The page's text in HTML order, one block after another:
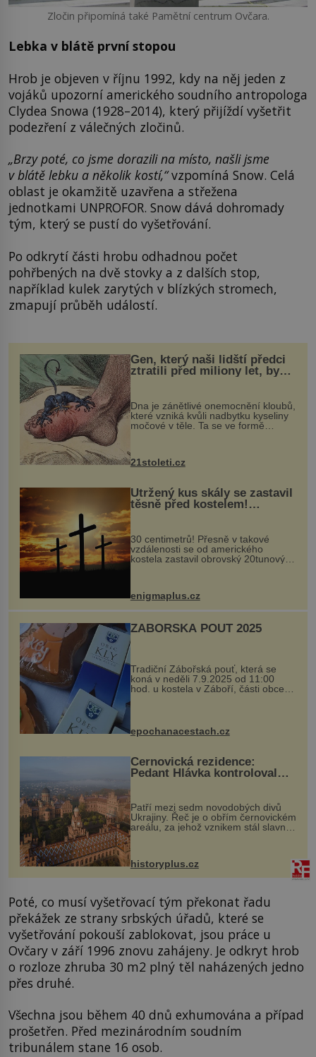
Zločin připomíná také Pamětní centrum Ovčara.
Lebka v blátě první stopou
Hrob je objeven v říjnu 1992, kdy na něj jeden z
vojáků upozorní amerického soudního antropologa
Clydea Snowa (1928–2014), který přijíždí vyšetřit
podezření z válečných zločinů.
„Brzy poté, co jsme dorazili na místo, našli jsme
v blátě lebku a několik kostí,“vzpomíná Snow. Celá
oblast je okamžitě uzavřena a střežena
jednotkami UNPROFOR. Snow dává dohromady
tým, který se pustí do vyšetřování.
Po odkrytí části hrobu odhadnou počet
pohřbených na dvě stovky a z dalších stop,
například kulek zarytých v blízkých stromech,
zmapují průběh událostí.
Gen, který naši lidští předci
ztratili před miliony let, by
mohl pomoci s léčbou
„nemoci králů“
Dna je zánětlivé onemocnění kloubů,
které vzniká kvůli nadbytku kyseliny
močové v těle. Ta se ve formě
nohou, a způsobuje bole...
21stoleti.cz
Utržený kus skály se zastavil
těsně před kostelem!
Ochránila ho boží síla?
30 centimetrů! Přesně v takové
vzdálenosti se od amerického
kostela zastavil obrovský 20tunový
...
enigmaplus.cz
ZÁBOŘSKÁ POUŤ 2025
Tradiční Zábořská pouť, která se
koná v neděli 7.9.2025 od 11:00
hod. u kostela v Záboří, části obce
Kly u Mělníka. V programu naleznete
komentovanou prohlídku kostela,
epochanacestach.cz
Černovická rezidence:
Pedant Hlávka kontroloval
Patří mezi sedm novodobých divů
Ukrajiny. Řeč je o obřím černovickém
areálu, za jehož vznikem stál slavný
český architekt Josef Hlávka. Ten si
na něm dal mimořádně záležet. Jeho
stavební plány by při ...
historyplus.cz
Poté, co musí vyšetřovací tým překonat řadu
překážek ze strany srbských úřadů, které se
vyšetřování pokouší zablokovat, jsou práce u
Ovčary v září 1996 znovu zahájeny. Je odkryt hrob
o rozloze zhruba 30 m2 plný těl naházených jedno
přes druhé.
Všechna jsou během 40 dnů exhumována a případ
prošetřen. Před mezinárodním soudním
tribunálem stane 16 osob.